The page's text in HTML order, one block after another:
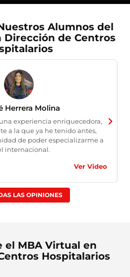
Alumnos del
Dirección de Centros
Herrera Molina
experiencia enriquecedora,
a la que ya he tenido antes,
de poder especializarme a
internacional.
Ver Video
LAS OPINIONES
el MBA Virtual en
Hospitalarios